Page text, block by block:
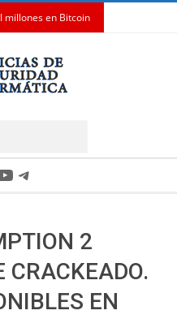
millones en Bitcoin
Telegram
2
CRACKEADO.
EN